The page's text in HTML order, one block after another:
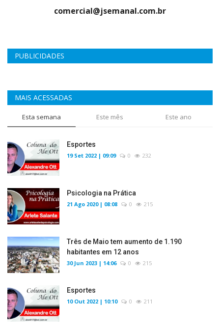
comercial@jsemanal.com.br
PUBLICIDADES
MAIS ACESSADAS
Esta semana Este mês Este ano
Esportes
19 Set 2022 | 09:09 0 232
Psicologia na Prática
21 Ago 2020 | 08:08 0 215
Três de Maio tem aumento de 1.190
habitantes em 12 anos
30 Jun 2023 | 14:06 0 215
Esportes
10 Out 2022 | 10:10 0 211